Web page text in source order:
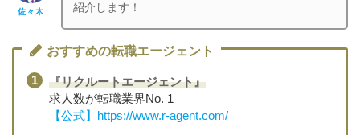
佐々木
紹介します！
おすすめの転職エージェント
『リクルートエージェント』
求人数が転職業界No. 1
【公式】https://www.r-agent.com/